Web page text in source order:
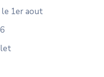
1er aout